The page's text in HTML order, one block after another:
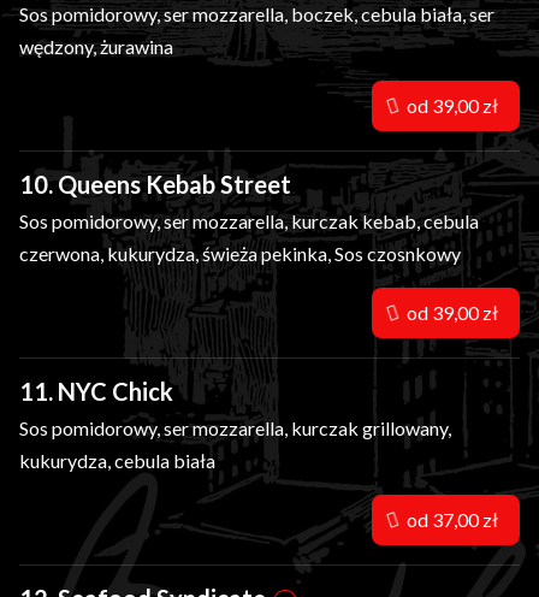
Sos pomidorowy, ser mozzarella, boczek, cebula biała, ser
wędzony, żurawina
10. Queens Kebab Street
Sos pomidorowy, ser mozzarella, kurczak kebab, cebula
czerwona, kukurydza, świeża pekinka, Sos czosnkowy
11. NYC Chick
Sos pomidorowy, ser mozzarella, kurczak grillowany,
kukurydza, cebula biała